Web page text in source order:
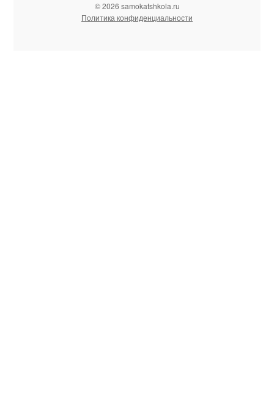
© 2026 samokatshkola.ru
Политика конфиденциальности